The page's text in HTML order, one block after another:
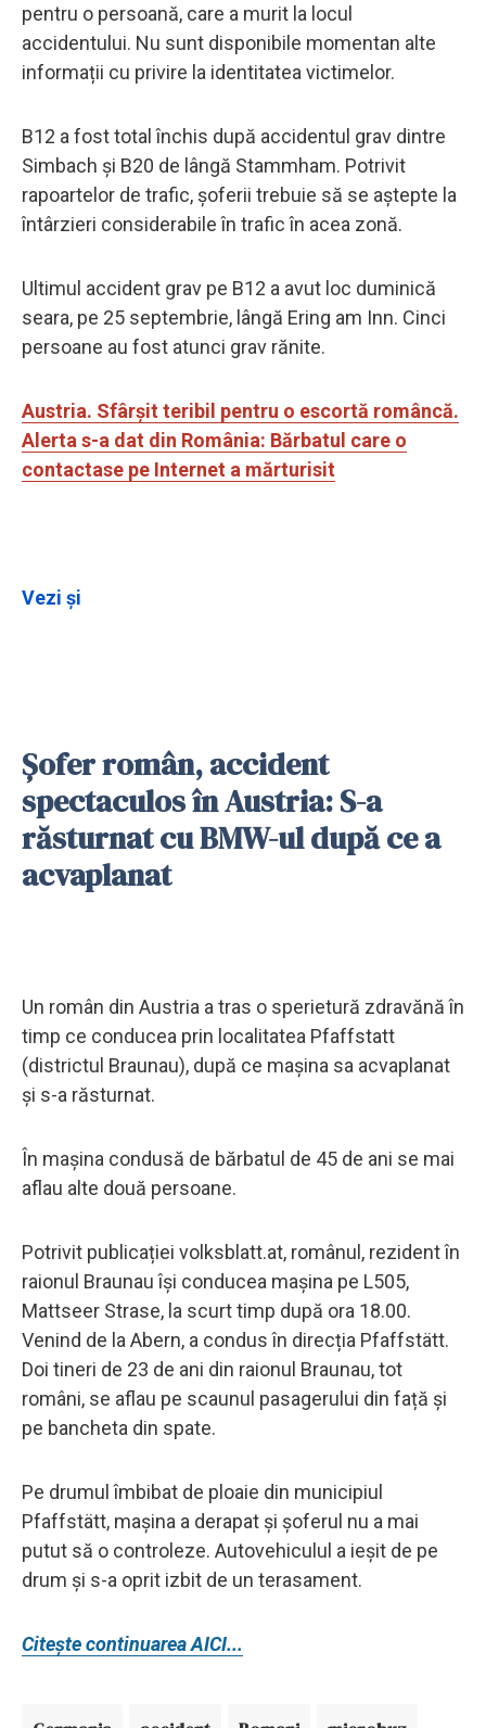
pentru o persoană, care a murit la locul
accidentului. Nu sunt disponibile momentan alte
informații cu privire la identitatea victimelor.
B12 a fost total închis după accidentul grav dintre
Simbach și B20 de lângă Stammham. Potrivit
rapoartelor de trafic, șoferii trebuie să se aștepte la
întârzieri considerabile în trafic în acea zonă.
Ultimul accident grav pe B12 a avut loc duminică
seara, pe 25 septembrie, lângă Ering am Inn. Cinci
persoane au fost atunci grav rănite.
Austria. Sfârșit teribil pentru o escortă româncă.
Alerta s-a dat din România: Bărbatul care o
contactase pe Internet a mărturisit
Vezi și
Șofer român, accident
spectaculos în Austria: S-a
răsturnat cu BMW-ul după ce a
acvaplanat
Un român din Austria a tras o sperietură zdravănă în
timp ce conducea prin localitatea Pfaffstatt
(districtul Braunau), după ce mașina sa acvaplanat
și s-a răsturnat.
În mașina condusă de bărbatul de 45 de ani se mai
aflau alte două persoane.
Potrivit publicației volksblatt.at, românul, rezident în
raionul Braunau îşi conducea maşina pe L505,
Mattseer Strase, la scurt timp după ora 18.00.
Venind de la Abern, a condus în direcția Pfaffstätt.
Doi tineri de 23 de ani din raionul Braunau, tot
români, se aflau pe scaunul pasagerului din față și
pe bancheta din spate.
Pe drumul îmbibat de ploaie din municipiul
Pfaffstätt, mașina a derapat și șoferul nu a mai
putut să o controleze. Autovehiculul a ieșit de pe
drum și s-a oprit izbit de un terasament.
Citește continuarea AICI...